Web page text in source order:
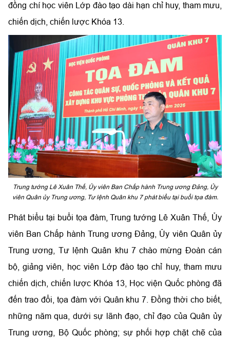
đồng chí học viên Lớp đào tạo dài hạn chỉ huy, tham mưu,
chiến dịch, chiến lược Khóa 13.
Trung tướng Lê Xuân Thế, Ủy viên Ban Chấp hành Trung ương Đảng, Ủy
viên Quân ủy Trung ương, Tư lệnh Quân khu 7 phát biểu tại buổi tọa đàm.
Phát biểu tại buổi tọa đàm, Trung tướng Lê Xuân Thế, Ủy
viên Ban Chấp hành Trung ương Đảng, Ủy viên Quân ủy
Trung ương, Tư lệnh Quân khu 7 chào mừng Đoàn cán
bộ, giảng viên, học viên Lớp đào tạo chỉ huy, tham mưu
chiến dịch, chiến lược Khóa 13, Học viện Quốc phòng đã
đến trao đổi, tọa đàm với Quân khu 7. Đồng thời cho biết,
những năm qua, dưới sự lãnh đạo, chỉ đạo của Quân ủy
Trung ương, Bộ Quốc phòng; sự phối hợp chặt chẽ của